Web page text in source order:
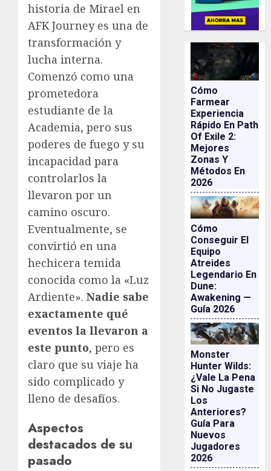
historia de Mirael en
AFK Journey es una de
transformación y
lucha interna.
Comenzó como una
prometedora
estudiante de la
Academia, pero sus
poderes de fuego y su
incapacidad para
controlarlos la
llevaron por un
camino oscuro.
Eventualmente, se
convirtió en una
hechicera temida
conocida como la «Luz
Ardiente». Nadie sabe
exactamente qué
eventos la llevaron a
este punto, pero es
claro que su viaje ha
sido complicado y
lleno de desafíos.
Aspectos
destacados de su
pasado
Cómo
Farmear
Experiencia
Rápido En Path
Of Exile 2:
Mejores
Zonas Y
Métodos En
2026
Cómo
Conseguir El
Equipo
Atreides
Legendario En
Dune:
Awakening —
Guía 2026
Monster
Hunter Wilds:
¿vale La Pena
Si No Jugaste
Los
Anteriores?
Guía Para
Nuevos
Jugadores
2026